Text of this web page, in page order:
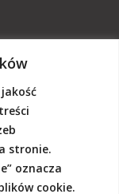
stronie.
oznacza
cookie.
się z dotacji
jeśli zechcą nas
3, 20-112 Lublin
Wschodniej
publicznego)